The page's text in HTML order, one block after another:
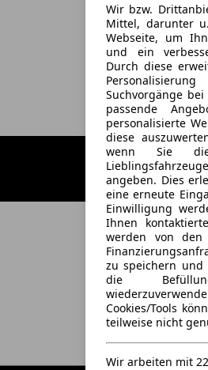
Wir bzw.
Mittel, darunter
Webseite, um
und ein
Durch diese
Suchvorgänge
passende
personalisierte
diese
wenn Sie
angeben. Dies
eine erneute
Einwilligung
Ihnen
werden von
zu speichern und
die
Cookies/Tools
teilweise nicht
Wir arbeiten mit